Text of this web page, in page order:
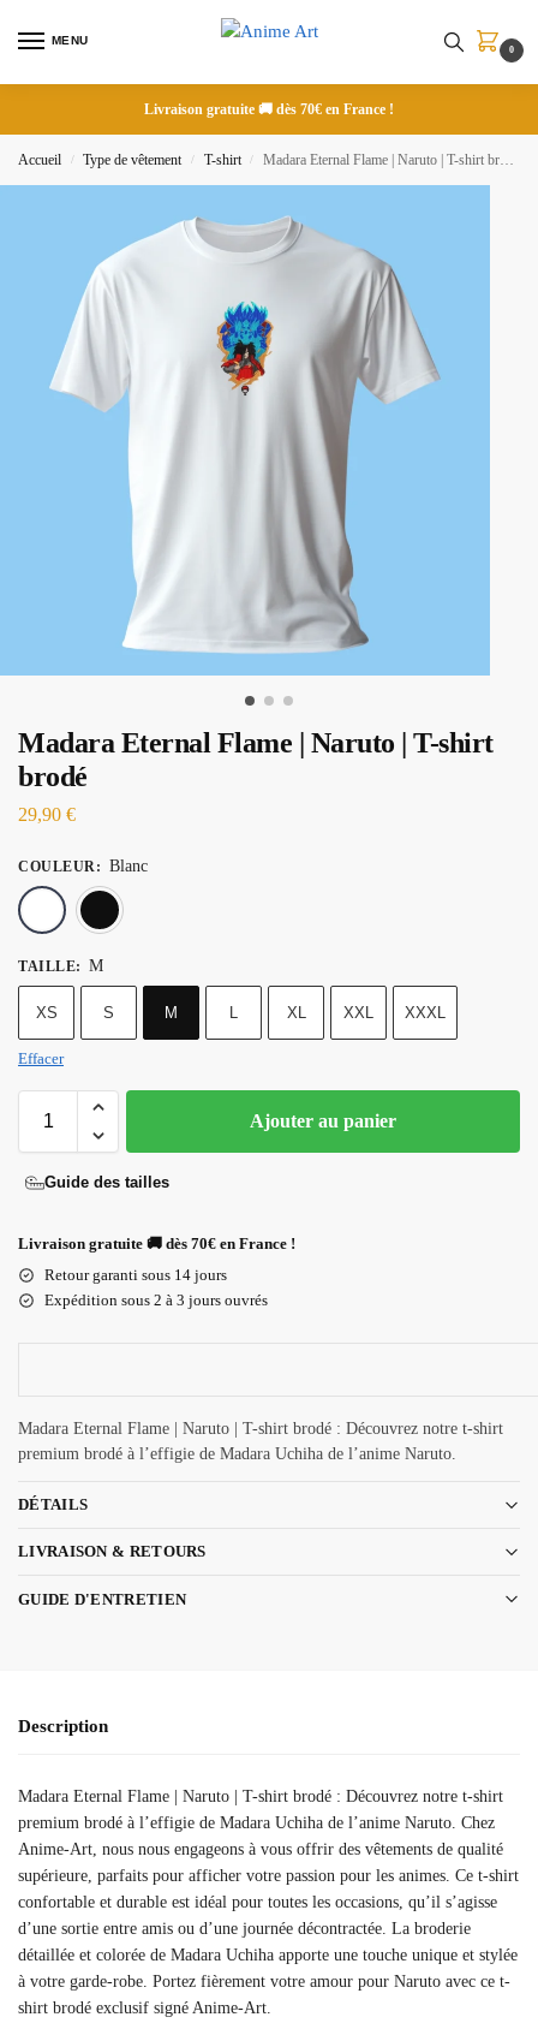
MENU
0
Livraison gratuite 🚚 dès 70€ en France !
Accueil / Type de vêtement / T-shirt / Madara Eternal Flame | Naruto | T-shirt brodé
Madara Eternal Flame | Naruto | T-shirt
brodé
29,90 €
COULEUR : Blanc
TAILLE: M
XS S M L XL XXL XXXL
Effacer
Ajouter au panier
Guide des tailles
Livraison gratuite 🚚 dès 70€ en France !
Retour garanti sous 14 jours
Expédition sous 2 à 3 jours ouvrés
Madara Eternal Flame | Naruto | T-shirt brodé : Découvrez notre t-shirt
premium brodé à l’effigie de Madara Uchiha de l’anime Naruto.
DÉTAILS
LIVRAISON & RETOURS
GUIDE D'ENTRETIEN
Description
Madara Eternal Flame | Naruto | T-shirt brodé : Découvrez notre t-shirt
premium brodé à l’effigie de Madara Uchiha de l’anime Naruto. Chez
Anime-Art, nous nous engageons à vous offrir des vêtements de qualité
supérieure, parfaits pour afficher votre passion pour les animes. Ce t-shirt
confortable et durable est idéal pour toutes les occasions, qu’il s’agisse
d’une sortie entre amis ou d’une journée décontractée. La broderie
détaillée et colorée de Madara Uchiha apporte une touche unique et stylée
à votre garde-robe. Portez fièrement votre amour pour Naruto avec ce t-
shirt brodé exclusif signé Anime-Art.